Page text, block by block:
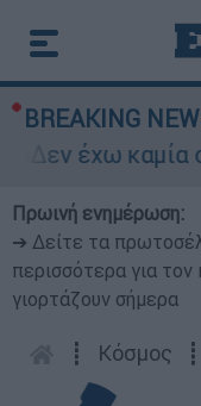
BREAKING
έχω καμία
Πρωινή ενημέρωση:
➔ Δείτε τα
περισσότερα για τον
γιορτάζουν σήμερα
┋ Κόσμος ┋